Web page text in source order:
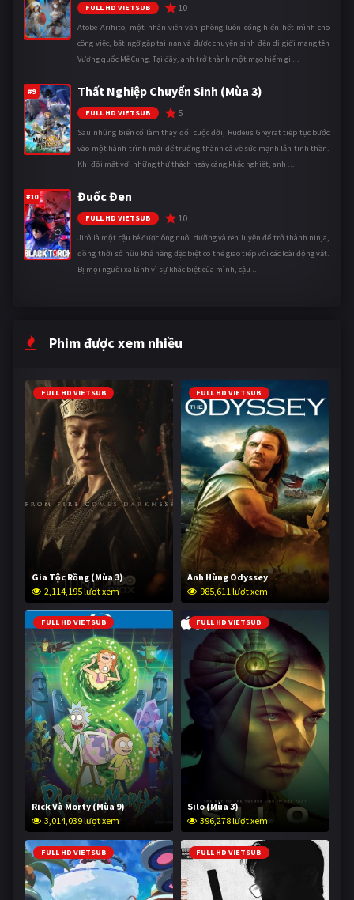
FULL HD VIETSUB 10
Atobe Arihito, một nhân viên văn phòng luôn cống hiến hết mình cho
công việc, bất ngờ gặp tai nạn và được chuyển sinh đến dị giới mang tên
Vương quốc Mê Cung. Tại đây, anh trở thành một mạo hiểm gi ...
#9 Thất Nghiệp Chuyển Sinh (Mùa 3)
FULL HD VIETSUB 5
Sau những biến cố làm thay đổi cuộc đời, Rudeus Greyrat tiếp tục bước
vào một hành trình mới để trưởng thành cả về sức mạnh lẫn tinh thần.
Khi đối mặt với những thử thách ngày càng khắc nghiệt, anh ...
#10 Đuốc Đen
FULL HD VIETSUB 10
Jirô là một cậu bé được ông nuôi dưỡng và rèn luyện để trở thành ninja,
đồng thời sở hữu khả năng đặc biệt có thể giao tiếp với các loài động vật.
Bị mọi người xa lánh vì sự khác biệt của mình, cậu ...
Phim được xem nhiều
FULL HD VIETSUB
Gia Tộc Rồng (Mùa 3)
2,114,195 lượt xem
FULL HD VIETSUB
Anh Hùng Odyssey
985,611 lượt xem
FULL HD VIETSUB
Rick Và Morty (Mùa 9)
3,014,039 lượt xem
FULL HD VIETSUB
Silo (Mùa 3)
396,278 lượt xem
FULL HD VIETSUB FULL HD VIETSUB